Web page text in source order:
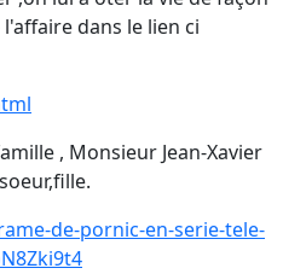
dans le lien ci
, Monsieur Jean-Xavier
de-pornic-en-serie-tele-